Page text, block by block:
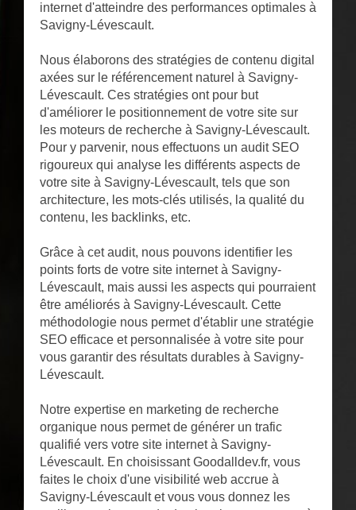
internet d'atteindre des performances optimales à
Savigny-Lévescault.
Nous élaborons des stratégies de contenu digital
axées sur le référencement naturel à Savigny-
Lévescault. Ces stratégies ont pour but
d'améliorer le positionnement de votre site sur
les moteurs de recherche à Savigny-Lévescault.
Pour y parvenir, nous effectuons un audit SEO
rigoureux qui analyse les différents aspects de
votre site à Savigny-Lévescault, tels que son
architecture, les mots-clés utilisés, la qualité du
contenu, les backlinks, etc.
Grâce à cet audit, nous pouvons identifier les
points forts de votre site internet à Savigny-
Lévescault, mais aussi les aspects qui pourraient
être améliorés à Savigny-Lévescault. Cette
méthodologie nous permet d'établir une stratégie
SEO efficace et personnalisée à votre site pour
vous garantir des résultats durables à Savigny-
Lévescault.
Notre expertise en marketing de recherche
organique nous permet de générer un trafic
qualifié vers votre site internet à Savigny-
Lévescault. En choisissant Goodalldev.fr, vous
faites le choix d'une visibilité web accrue à
Savigny-Lévescault et vous vous donnez les